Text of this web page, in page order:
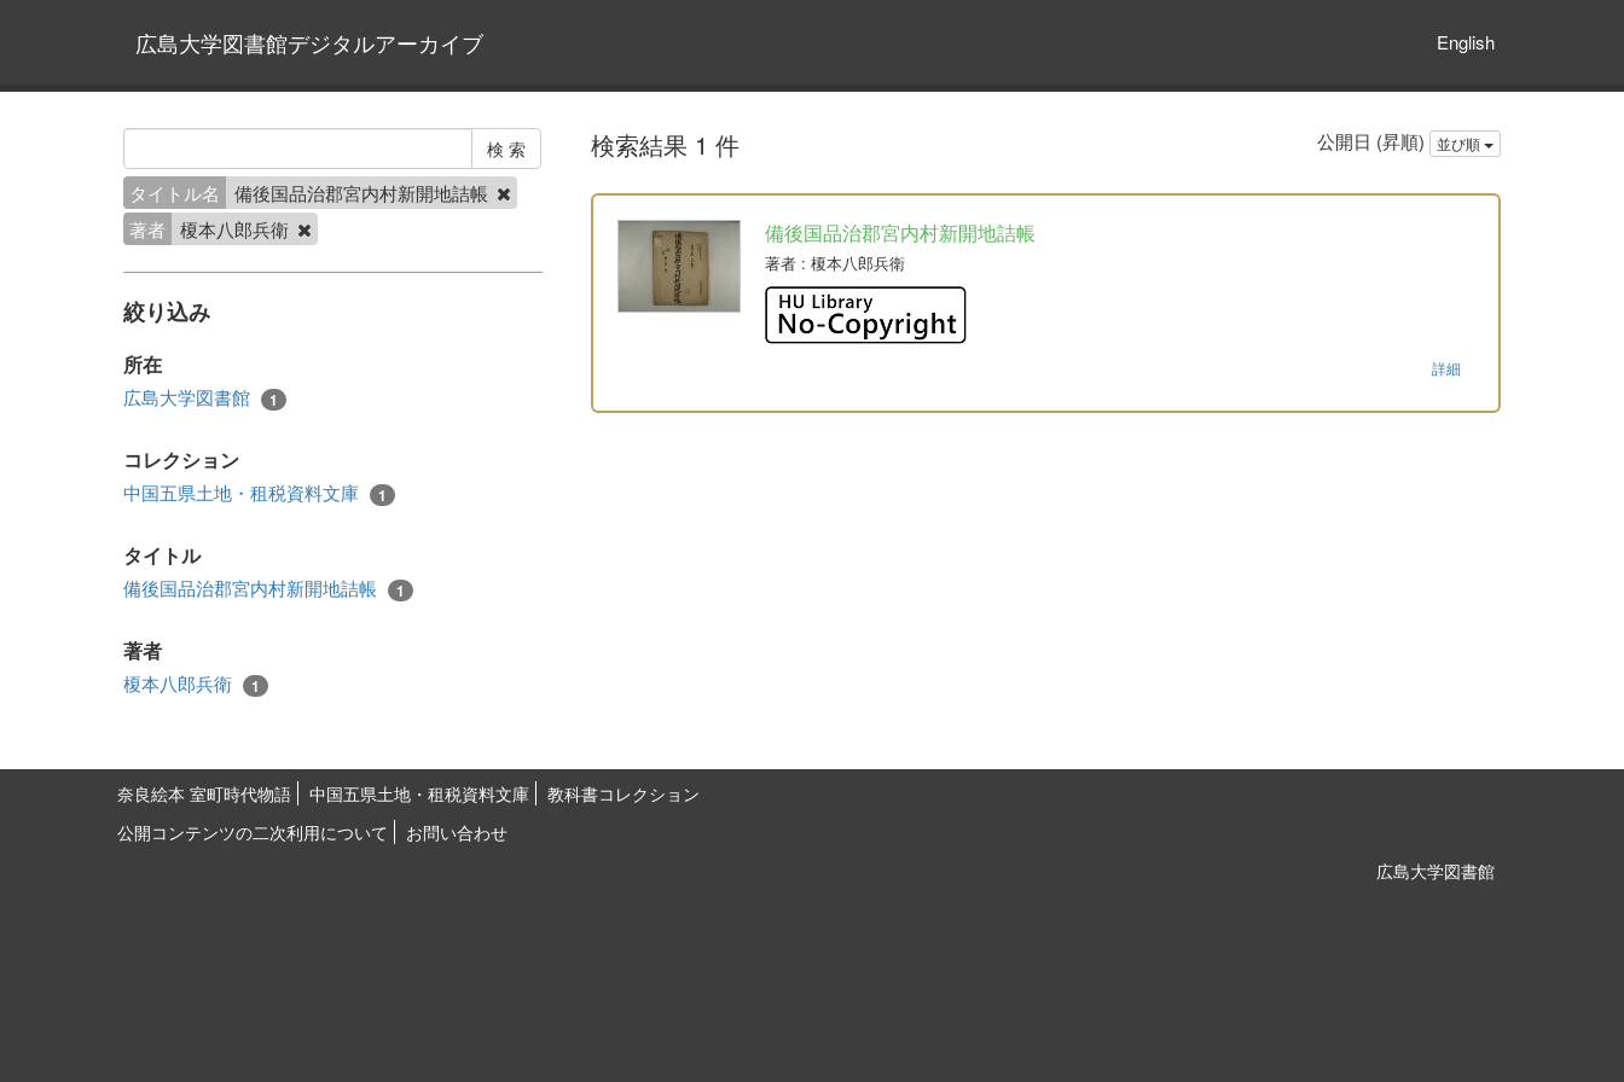
広島大学図書館デジタルアーカイブ English
タイトル名
備後国品治郡宮内村新開地詰帳
著者
榎本八郎兵衛
絞り込み
所在
広島大学図書館 1
コレクション
中国五県土地・租税資料文庫 1
タイトル
備後国品治郡宮内村新開地詰帳 1
著者
榎本八郎兵衛 1
検索結果 1 件 公開日 (昇順) 並び順
備後国品治郡宮内村新開地詰帳
著者: 榎本八郎兵衛
詳細
奈良絵本 室町時代物語 中国五県土地・租税資料文庫
教科書コレクション
公開コンテンツの二次利用について
お問い合わせ
広島大学図書館